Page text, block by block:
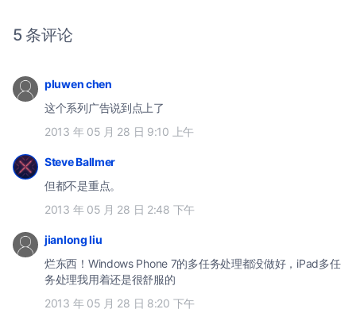
5 条评论
pluwen chen
这个系列广告说到点上了
2013 年 05 月 28 日 9:10 上午
Steve Ballmer
但都不是重点。
2013 年 05 月 28 日 2:48 下午
jianlong liu
烂东西！Windows Phone 7的多任务处理都没做好，iPad多任
务处理我用着还是很舒服的
2013 年 05 月 28 日 8:20 下午